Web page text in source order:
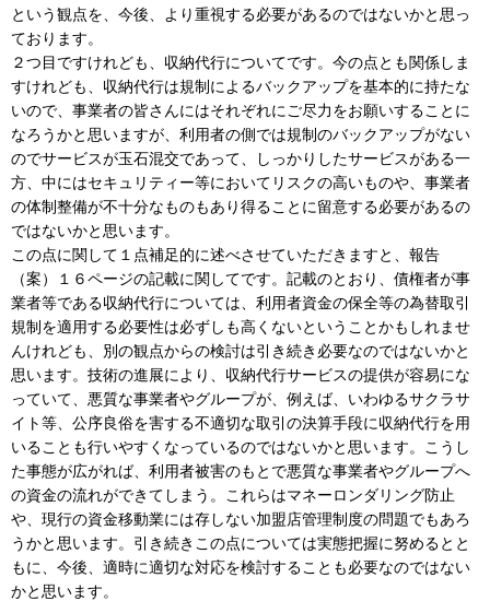
という観点を、今後、より重視する必要があるのではないかと思っ
ております。
２つ目ですけれども、収納代行についてです。今の点とも関係しま
すけれども、収納代行は規制によるバックアップを基本的に持たな
いので、事業者の皆さんにはそれぞれにご尽力をお願いすることに
なろうかと思いますが、利用者の側では規制のバックアップがない
のでサービスが玉石混交であって、しっかりしたサービスがある一
方、中にはセキュリティー等においてリスクの高いものや、事業者
の体制整備が不十分なものもあり得ることに留意する必要があるの
ではないかと思います。
この点に関して１点補足的に述べさせていただきますと、報告
（案）１６ページの記載に関してです。記載のとおり、債権者が事
業者等である収納代行については、利用者資金の保全等の為替取引
規制を適用する必要性は必ずしも高くないということかもしれませ
んけれども、別の観点からの検討は引き続き必要なのではないかと
思います。技術の進展により、収納代行サービスの提供が容易にな
っていて、悪質な事業者やグループが、例えば、いわゆるサクラサ
イト等、公序良俗を害する不適切な取引の決算手段に収納代行を用
いることも行いやすくなっているのではないかと思います。こうし
た事態が広がれば、利用者被害のもとで悪質な事業者やグループへ
の資金の流れができてしまう。これらはマネーロンダリング防止
や、現行の資金移動業には存しない加盟店管理制度の問題でもあろ
うかと思います。引き続きこの点については実態把握に努めるとと
もに、今後、適時に適切な対応を検討することも必要なのではない
かと思います。